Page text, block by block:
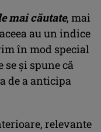
mai căutate, mai
au un indice
în mod special
se şi spune că
de a anticipa
relevante